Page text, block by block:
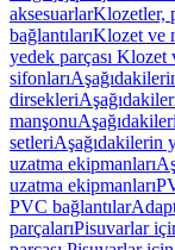
aksesuarlarKlozetler,
bağlantılarıKlozet ve
yedek parçası Klozet
sifonları
dirsekleri
manşonu
setleriAşağıdakilerin
uzatma ekipmanları
uzatma ekipmanları
PVC bağlantılar
parçalarıPisuvarlar